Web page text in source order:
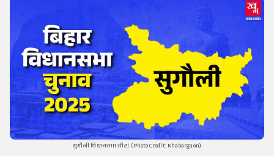
सुगौली विधानसभा सीट। (Photo Credit: Khabargaon)